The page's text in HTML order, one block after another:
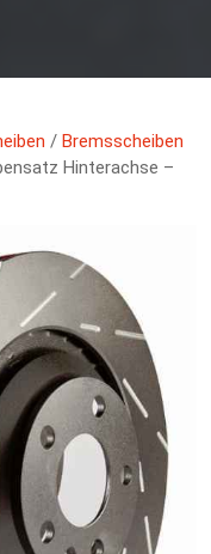
/ Bremsscheiben
Hinterachse –